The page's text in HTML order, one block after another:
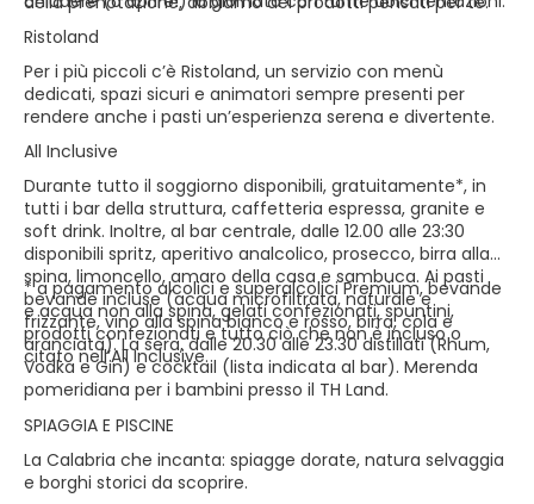
Ristoland
Per i più piccoli c’è Ristoland, un servizio con menù
dedicati, spazi sicuri e animatori sempre presenti per
rendere anche i pasti un’esperienza serena e divertente.
All Inclusive
Durante tutto il soggiorno disponibili, gratuitamente*, in
tutti i bar della struttura, caffetteria espressa, granite e
soft drink. Inoltre, al bar centrale, dalle 12.00 alle 23:30
disponibili spritz, aperitivo analcolico, prosecco, birra alla
spina, limoncello, amaro della casa e sambuca. Ai pasti
bevande incluse (acqua microfiltrata, naturale e
frizzante, vino alla spina bianco e rosso, birra, cola e
aranciata). La sera, dalle 20.30 alle 23.30 distillati (Rhum,
Vodka e Gin) e cocktail (lista indicata al bar). Merenda
pomeridiana per i bambini presso il TH Land.
* a pagamento alcolici e superalcolici Premium, bevande
e acqua non alla spina, gelati confezionati, spuntini,
prodotti confezionati e tutto ciò che non è incluso o
citato nell’All Inclusive.
SPIAGGIA E PISCINE
La Calabria che incanta: spiagge dorate, natura selvaggia
e borghi storici da scoprire.